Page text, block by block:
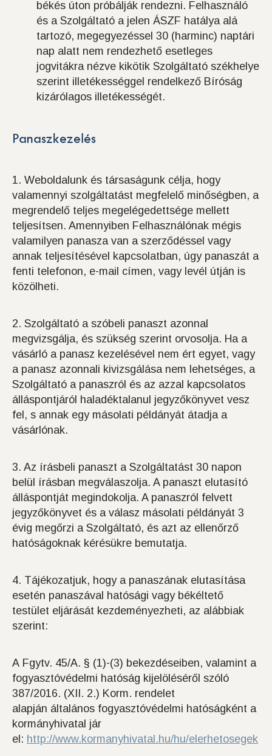
békés úton próbálják rendezni. Felhasználó
és a Szolgáltató a jelen ÁSZF hatálya alá
tartozó, megegyezéssel 30 (harminc) naptári
nap alatt nem rendezhető esetleges
jogvitákra nézve kikötik Szolgáltató székhelye
szerint illetékességgel rendelkező Bíróság
kizárólagos illetékességét.
Panaszkezelés
1. Weboldalunk és társaságunk célja, hogy
valamennyi szolgáltatást megfelelő minőségben, a
megrendelő teljes megelégedettsége mellett
teljesítsen. Amennyiben Felhasználónak mégis
valamilyen panasza van a szerződéssel vagy
annak teljesítésével kapcsolatban, úgy panaszát a
fenti telefonon, e-mail címen, vagy levél útján is
közölheti.
2. Szolgáltató a szóbeli panaszt azonnal
megvizsgálja, és szükség szerint orvosolja. Ha a
vásárló a panasz kezelésével nem ért egyet, vagy
a panasz azonnali kivizsgálása nem lehetséges, a
Szolgáltató a panaszról és az azzal kapcsolatos
álláspontjáról haladéktalanul jegyzőkönyvet vesz
fel, s annak egy másolati példányát átadja a
vásárlónak.
3. Az írásbeli panaszt a Szolgáltatást 30 napon
belül írásban megválaszolja. A panaszt elutasító
álláspontját megindokolja. A panaszról felvett
jegyzőkönyvet és a válasz másolati példányát 3
évig megőrzi a Szolgáltató, és azt az ellenőrző
hatóságoknak kérésükre bemutatja.
4. Tájékozatjuk, hogy a panaszának elutasítása
esetén panaszával hatósági vagy békéltető
testület eljárását kezdeményezheti, az alábbiak
szerint:
A Fgytv. 45/A. § (1)-(3) bekezdéseiben, valamint a
fogyasztóvédelmi hatóság kijelöléséről szóló
387/2016. (XII. 2.) Korm. rendelet
alapján általános fogyasztóvédelmi hatóságként a
kormányhivatal jár
el: http://www.kormanyhivatal.hu/hu/elerhetosegek